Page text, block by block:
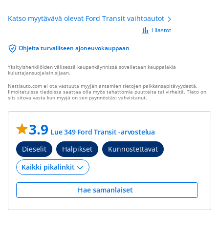
Katso myytävävä olevat Ford Transit vaihtoautot
Ohjeita turvalliseen ajoneuvokauppaan
Tilastot
Yksityishenkilöiden välisessä kaupankäynnissä sovelletaan kauppalakia
kuluttajansuojalain sijaan.
Nettiauto.com ei ota vastuuta myyjän antamien tietojen paikkansapitävyydestä.
Ilmoitetuissa tiedoissa saattaa olla myös tahattomia puutteita tai virheitä. Tieto on
siis sitova vasta kun myyjä on sen pyynnöstäsi vahvistanut.
3.9 Lue 349 Ford Transit -arvostelua
Dieselit
Halpikset Kunnostettavat
Hae samanlaiset